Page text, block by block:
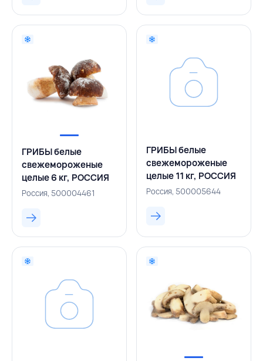
ГРИБЫ белые
свежемороженые
целые 6 кг, РОССИЯ
Россия, 500004461
ГРИБЫ белые
свежемороженые
целые 11 кг, РОССИЯ
Россия, 500005644